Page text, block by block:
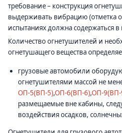
требование – конструкция
выдерживать вибрацию (отметка
испытаниях должна содержаться в
Количество огнетушителей и
огнетушащего вещества
грузовые автомобили
огнетушителями массой не
ОП-5(ВП-5),ОП-6(ВП-6),ОП-9(ВП-
размещаемые вне кабины,
воздействия осадков,